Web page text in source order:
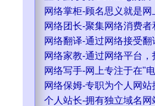
网络掌柜-顾名思义就是网
网络团长-聚集网络消费
网络翻译-通过网络接受
网络家教-通过网络平台
网络写手-网上专注于在"
网络保姆-专职为个人网
个人站长-拥有独立域名